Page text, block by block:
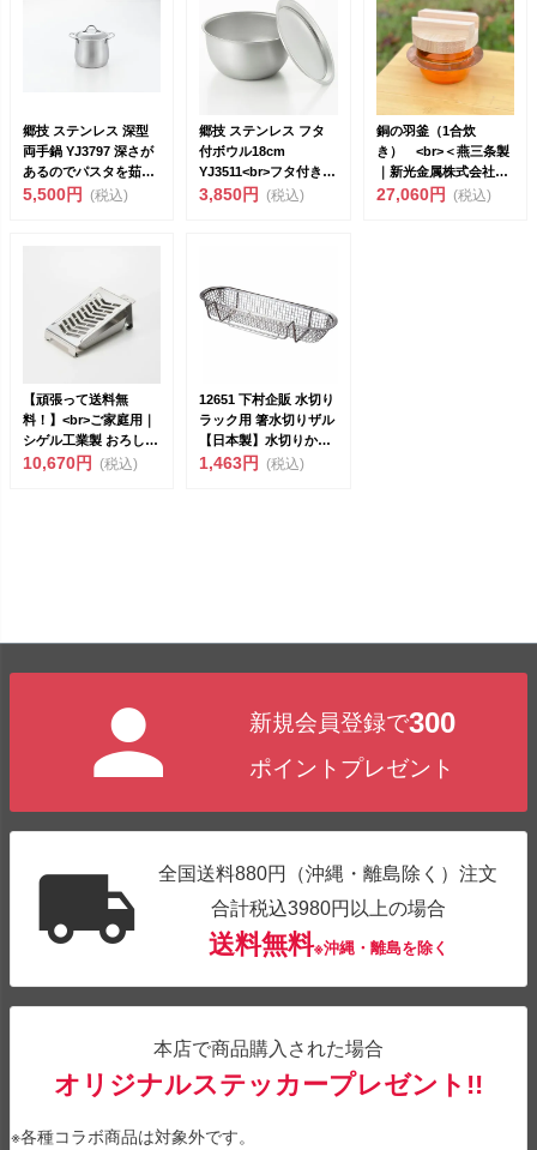
郷技 ステンレス 深型
両手鍋 YJ3797 深さが
あるのでパスタを茹で
るのに便利 燕三条製
5,500円 (税込)
郷技 ステンレス フタ
付ボウル18cm
YJ3511<br>フタ付きな
の...
3,850円 (税込)
銅の羽釜（1合炊
き） <br>＜燕三条製
｜新光金属株式会社
＞ <b...
27,060円 (税込)
【頑張って送料無
料！】<br>ご家庭用｜
シゲル工業製 おろし金
「17°（...
10,670円 (税込)
12651 下村企販 水切り
ラック用 箸水切りザル
【日本製】水切りかご
簡単取り付...
1,463円 (税込)
新規会員登録で300
ポイントプレゼント
全国送料880円（沖縄・離島除く）注文
合計税込3980円以上の場合
送料無料※沖縄・離島を除く
本店で商品購入された場合
オリジナルステッカープレゼント!!
※各種コラボ商品は対象外です。